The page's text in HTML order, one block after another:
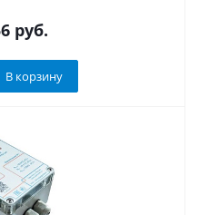
руб.
В корзину